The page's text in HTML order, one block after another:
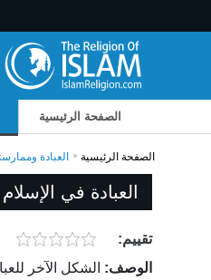
الصفحة الرئيسية
الصفحة الرئيسية العبادة
العبادة في الإسلام (الجزء 2 من 3): الأشكال
تقييم:
الوصف: الشكل الآخر